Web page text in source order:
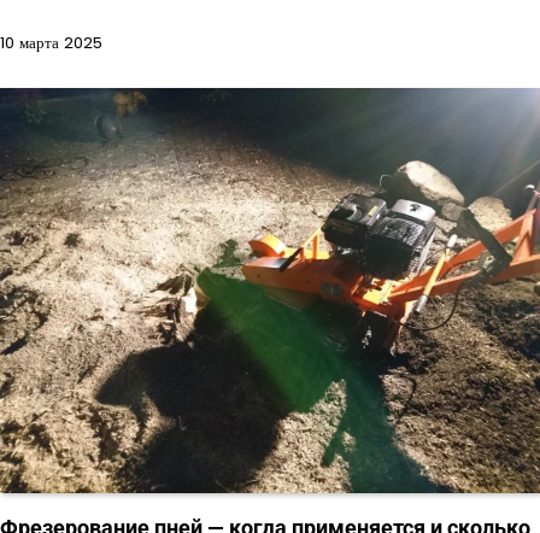
10 марта 2025
Фрезерование пней — когда применяется и сколько